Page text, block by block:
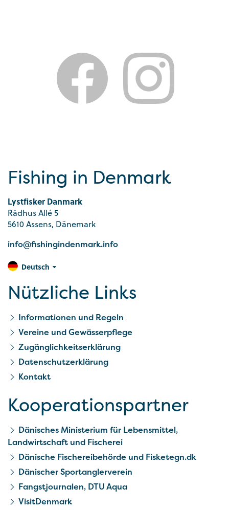
Fishing in Denmark
Lystfisker Danmark
Rådhus Allé 5
5610 Assens, Dänemark
info@fishingindenmark.info
Deutsch
Nützliche Links
Informationen und Regeln
Vereine und Gewässerpflege
Zugänglichkeitserklärung
Datenschutzerklärung
Kontakt
Kooperationspartner
Dänisches Ministerium für Lebensmittel,
Landwirtschaft und Fischerei
Dänische Fischereibehörde und Fisketegn.dk
Dänischer Sportanglerverein
Fangstjournalen, DTU Aqua
VisitDenmark